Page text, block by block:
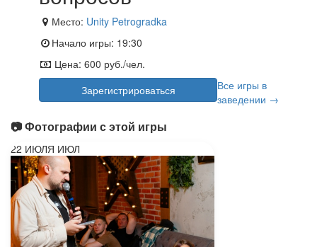
Место: Unity Petrogradka
Начало игры: 19:30
Цена: 600 руб./чел.
Зарегистрироваться
Все игры в
заведении →
📷 Фотографии с этой игры
22 ИЮЛЯ ИЮЛ